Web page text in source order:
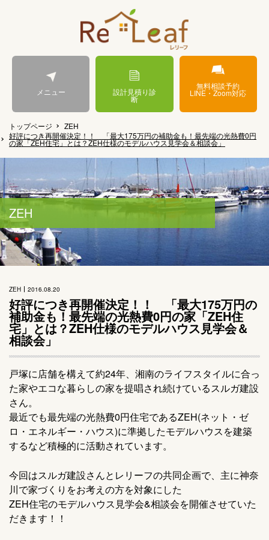
メニュー 設計見積り診
断
無料相談予約
LINE・Zoom対応
トップページ
ZEH
好評につき再開催決定！！ 「最大175万円の補助金も！最先端の光熱費0円
の家「ZEH住宅」とは？ZEH仕様のモデルハウス見学会＆相談会」
ZEH
ZEH 2016.08.20
好評につき再開催決定！！ 「最大175万円の
補助金も！最先端の光熱費0円の家「ZEH住
宅」とは？ZEH仕様のモデルハウス見学会＆
相談会」
戸塚に店舗を構えて約24年、湘南のライフスタイルに合っ
た家やエコな暮らしの家を提唱され続けているスルガ建設
さん。
最近でも最先端の光熱費0円住宅であるZEH(ネット・ゼ
ロ・エネルギー・ハウス)に準拠したモデルハウスを建築
するなど積極的に活動されています。
今回はスルガ建設さんとレリーフの共同企画で、主に神奈
川で家づくりをお考えの方を対象にした
ZEH住宅のモデルハウス見学会&相談会を開催させていた
だきます！！